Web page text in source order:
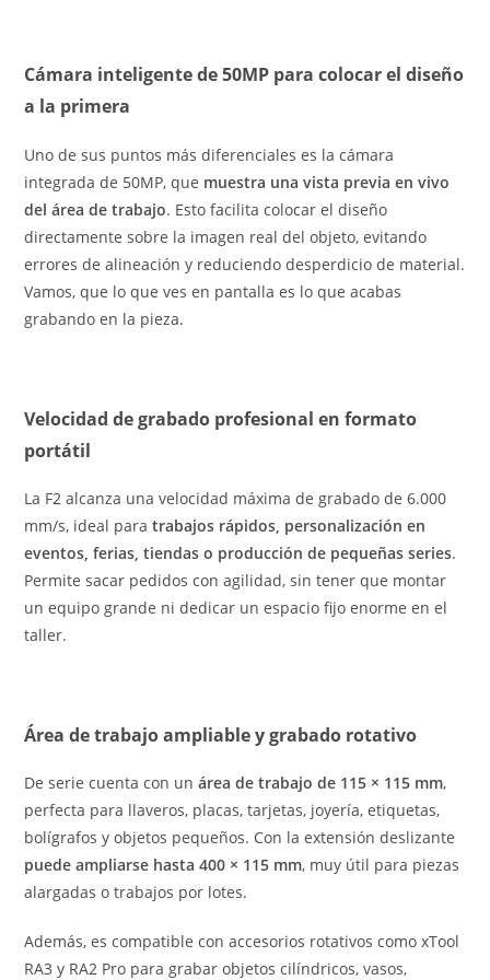
Cámara inteligente de 50MP para colocar el diseño
a la primera
Uno de sus puntos más diferenciales es la cámara
integrada de 50MP, que muestra una vista previa en vivo
del área de trabajo. Esto facilita colocar el diseño
directamente sobre la imagen real del objeto, evitando
errores de alineación y reduciendo desperdicio de material.
Vamos, que lo que ves en pantalla es lo que acabas
grabando en la pieza.
Velocidad de grabado profesional en formato
portátil
La F2 alcanza una velocidad máxima de grabado de 6.000
mm/s, ideal paratrabajos rápidos, personalización en
eventos, ferias, tiendas o producción de pequeñas series.
Permite sacar pedidos con agilidad, sin tener que montar
un equipo grande ni dedicar un espacio fijo enorme en el
taller.
Área de trabajo ampliable y grabado rotativo
De serie cuenta con unárea de trabajo de 115 × 115 mm,
perfecta para llaveros, placas, tarjetas, joyería, etiquetas,
bolígrafos y objetos pequeños. Con la extensión deslizante
puede ampliarse hasta 400 × 115 mm, muy útil para piezas
alargadas o trabajos por lotes.
Además, es compatible con accesorios rotativos como xTool
RA3 y RA2 Pro para grabar objetos cilíndricos, vasos,